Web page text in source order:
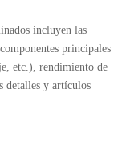
incluyen las
principales
etc.), rendimiento de
detalles y artículos